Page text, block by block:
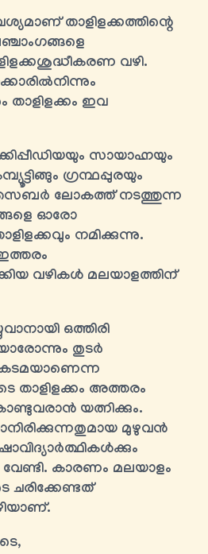
താളിളക്കത്തിന്റെ
വഴി.
താളിളക്കം ഇവ
സായാഹ്നയും
ഗ്രന്ഥപ്പുരയും
ലോകത്ത് നടത്തുന്ന
ഓരോ
നമിക്കുന്നു.
വഴികൾ മലയാളത്തിന്
ഒത്തിരി
തുടർ
താളിളക്കം അത്തരം
യത്നിക്കും.
മുഴുവന്‍
കാരണം മലയാളം
ചരിക്കേണ്ടത്